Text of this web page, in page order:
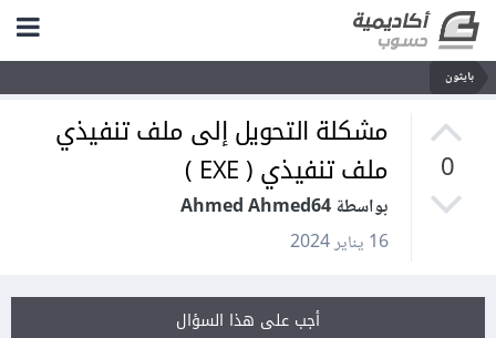
بايثون
0
مشكلة التحويل إلى ملف تنفيذي
ملف تنفيذي ( EXE )
بواسطة Ahmed Ahmed64
16 يناير 2024
أجب على هذا السؤال